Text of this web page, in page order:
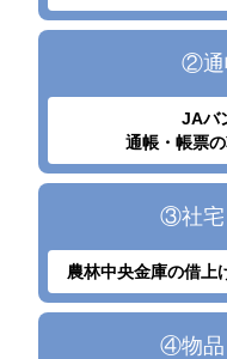
②通
JAバ
通帳・帳票
③社宅
農林中央金庫の借上
④物品